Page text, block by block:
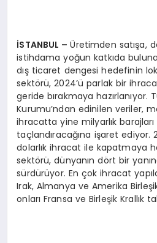
İSTANBUL –Üretimden satışa,
istihdama yoğun katkıda
dış ticaret dengesi hedefinin
sektörü, 2024’ü parlak bir
geride bırakmaya hazırlanıyor.
Kurumu’ndan edinilen veriler,
ihracatta yine milyarlık barajları
taçlandıracağına işaret ediyor.
dolarlık ihracat ile kapatmaya
sektörü, dünyanın dört bir
sürdürüyor. En çok ihracat
Irak, Almanya ve Amerika
onları Fransa ve Birleşik Krallık